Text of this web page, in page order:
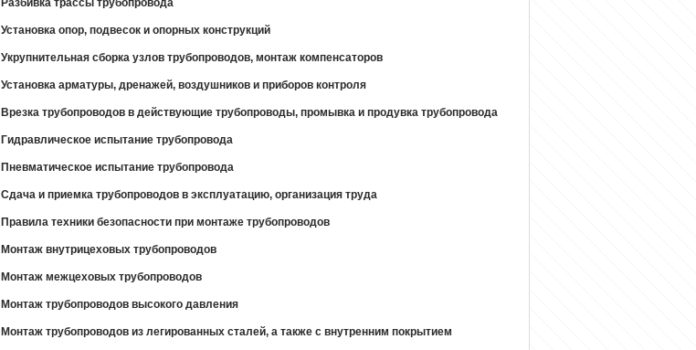
Разбивка трассы трубопровода
Установка опор, подвесок и опорных конструкций
Укрупнительная сборка узлов трубопроводов, монтаж компенсаторов
Установка арматуры, дренажей, воздушников и приборов контроля
Врезка трубопроводов в действующие трубопроводы, промывка и продувка трубопровода
Гидравлическое испытание трубопровода
Пневматическое испытание трубопровода
Сдача и приемка трубопроводов в эксплуатацию, организация труда
Правила техники безопасности при монтаже трубопроводов
Монтаж внутрицеховых трубопроводов
Монтаж межцеховых трубопроводов
Монтаж трубопроводов высокого давления
Монтаж трубопроводов из легированных сталей, а также с внутренним покрытием